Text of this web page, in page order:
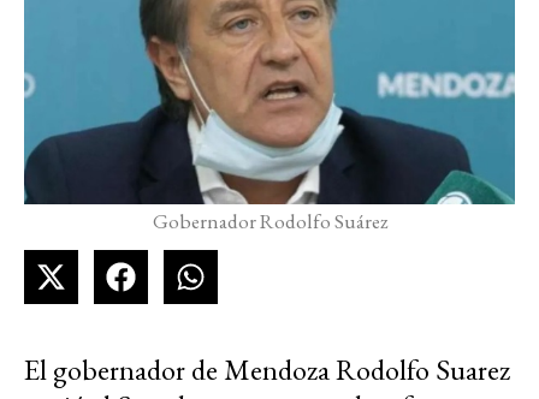
Gobernador Rodolfo Suárez
El gobernador de Mendoza Rodolfo Suarez